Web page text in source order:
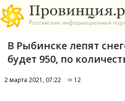
В Рыбинске лепят
будет 950, по
2 марта 2021, 07:22 12